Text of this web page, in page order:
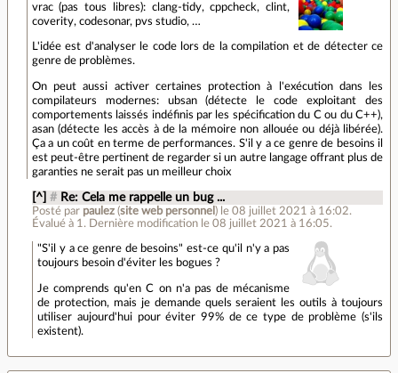
vrac (pas tous libres): clang-tidy, cppcheck, clint,
coverity, codesonar, pvs studio, …
L'idée est d'analyser le code lors de la compilation et de détecter ce
genre de problèmes.
On peut aussi activer certaines protection à l'exécution dans les
compilateurs modernes: ubsan (détecte le code exploitant des
comportements laissés indéfinis par les spécification du C ou du C++),
asan (détecte les accès à de la mémoire non allouée ou déjà libérée).
Ça a un coût en terme de performances. S'il y a ce genre de besoins il
est peut-être pertinent de regarder si un autre langage offrant plus de
garanties ne serait pas un meilleur choix
[^] # Re: Cela me rappelle un bug ...
Posté par paulez (site web personnel ) le 08 juillet 2021 à 16:02.
Évalué à 1 . Dernière modification le 08 juillet 2021 à 16:05.
"S'il y a ce genre de besoins" est-ce qu'il n'y a pas
toujours besoin d'éviter les bogues ?
Je comprends qu'en C on n'a pas de mécanisme
de protection, mais je demande quels seraient les outils à toujours
utiliser aujourd'hui pour éviter 99% de ce type de problème (s'ils
existent).